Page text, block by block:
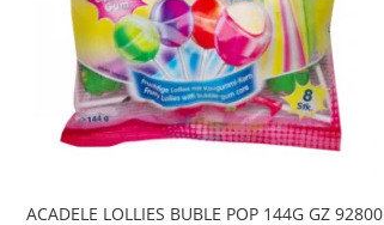
ACADELE LOLLIES BUBLE POP 144G GZ 92800